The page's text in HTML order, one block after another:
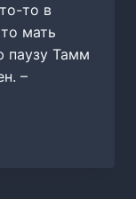
то в
мать
паузу Тамм
–